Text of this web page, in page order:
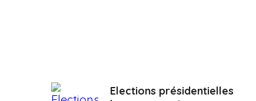
Elections présidentielles